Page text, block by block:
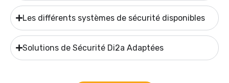
Les différents systèmes de sécurité disponibles
Solutions de Sécurité Di2a Adaptées